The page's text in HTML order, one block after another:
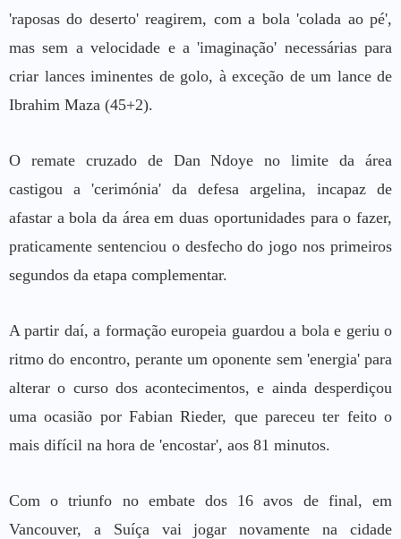
'raposas do deserto' reagirem, com a bola 'colada ao pé',
mas sem a velocidade e a 'imaginação' necessárias para
criar lances iminentes de golo, à exceção de um lance de
Ibrahim Maza (45+2).
O remate cruzado de Dan Ndoye no limite da área
castigou a 'cerimónia' da defesa argelina, incapaz de
afastar a bola da área em duas oportunidades para o fazer,
praticamente sentenciou o desfecho do jogo nos primeiros
segundos da etapa complementar.
A partir daí, a formação europeia guardou a bola e geriu o
ritmo do encontro, perante um oponente sem 'energia' para
alterar o curso dos acontecimentos, e ainda desperdiçou
uma ocasião por Fabian Rieder, que pareceu ter feito o
mais difícil na hora de 'encostar', aos 81 minutos.
Com o triunfo no embate dos 16 avos de final, em
Vancouver, a Suíça vai jogar novamente na cidade